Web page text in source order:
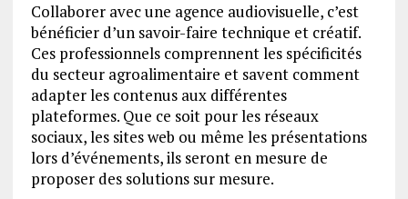
Collaborer avec une agence audiovisuelle, c’est
bénéficier d’un savoir-faire technique et créatif.
Ces professionnels comprennent les spécificités
du secteur agroalimentaire et savent comment
adapter les contenus aux différentes
plateformes. Que ce soit pour les réseaux
sociaux, les sites web ou même les présentations
lors d’événements, ils seront en mesure de
proposer des solutions sur mesure.